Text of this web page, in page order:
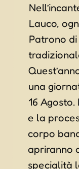
Lauco,
Patrono
una
16
e la
corpo
comodo